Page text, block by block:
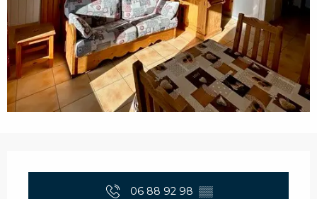
06 88 92 98 ▒▒